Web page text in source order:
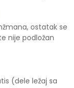
ostatak se
nije podložan
(dele ležaj sa